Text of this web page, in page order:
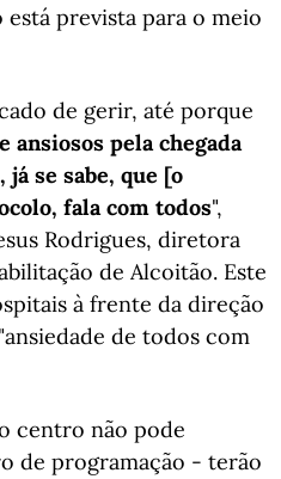
prevista para o meio
de gerir, até porque
ansiosos pela chegada
se sabe, que [o
fala com todos",
Rodrigues, diretora
de Alcoitão. Este
à frente da direção
de todos com
centro não pode
de programação - terão